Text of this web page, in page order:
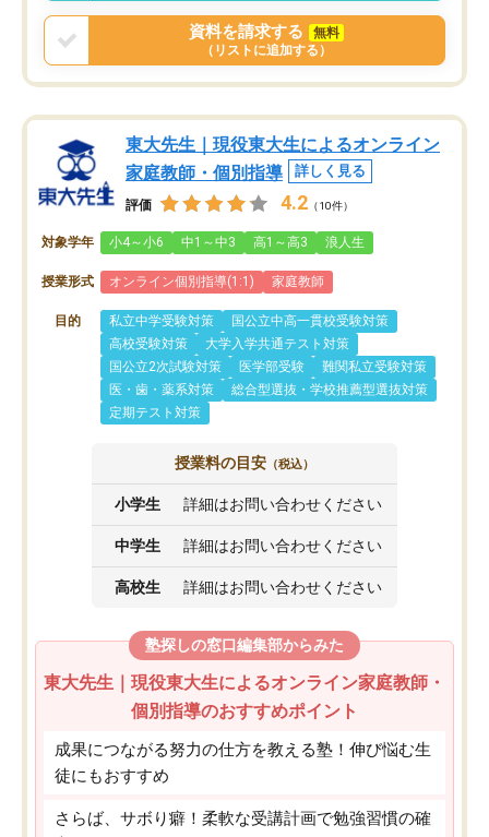
資料を請求する
無料
（リストに追加する）
東大先生｜現役東大生によるオンライン
家庭教師・個別指導
詳しく見る
評価 4.2 （10件）
対象学年 小4～小6 中1～中3 高1～高3 浪人生
授業形式 オンライン個別指導(1:1) 家庭教師
目的 私立中学受験対策
国公立中高一貫校受験対策
高校受験対策
大学入学共通テスト対策
国公立2次試験対策
医学部受験
難関私立受験対策
医・歯・薬系対策
総合型選抜・学校推薦型選抜対策
定期テスト対策
授業料の目安 （税込）
小学生 詳細はお問い合わせください
中学生 詳細はお問い合わせください
高校生 詳細はお問い合わせください
塾探しの窓口編集部からみた
東大先生｜現役東大生によるオンライン家庭教師・
個別指導のおすすめポイント
成果につながる努力の仕方を教える塾！伸び悩む生
徒にもおすすめ
さらば、サボり癖！柔軟な受講計画で勉強習慣の確